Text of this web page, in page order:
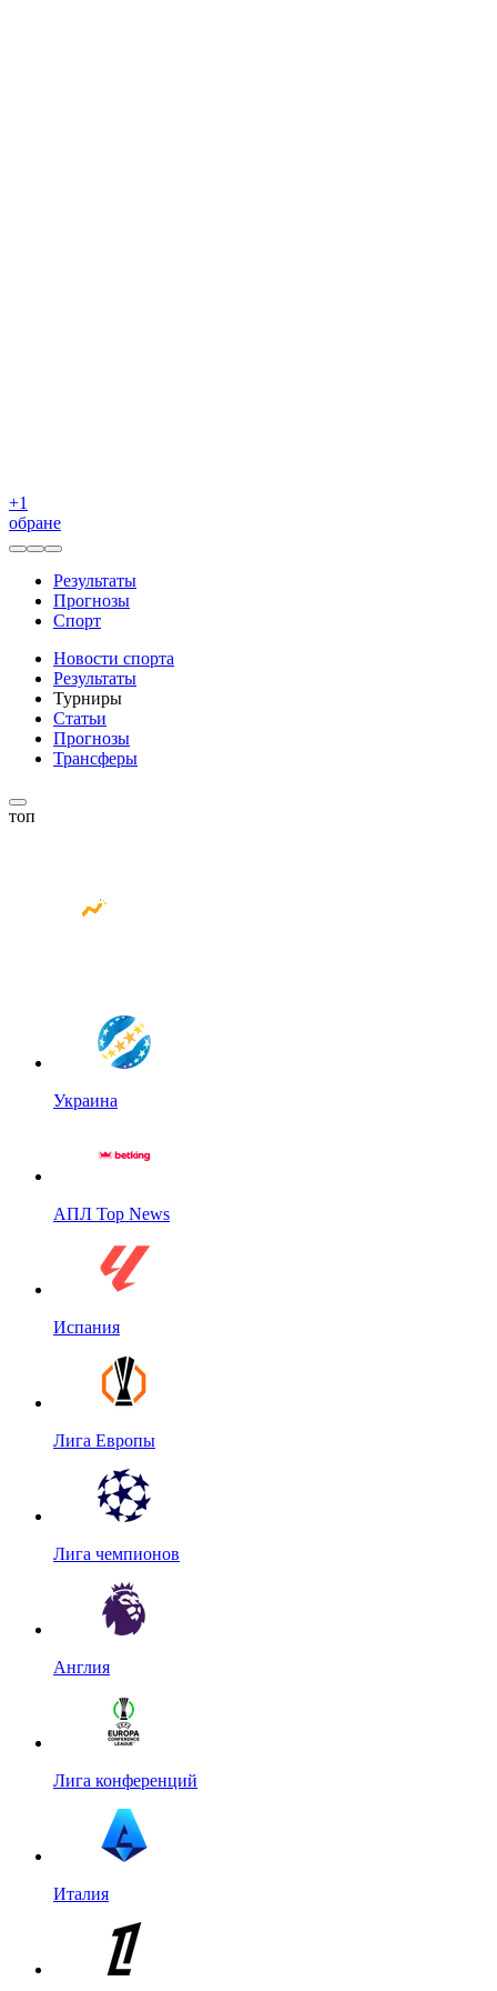
+1
обране
Результаты
Прогнозы
Спорт
Новости спорта
Результаты
Турниры
Статьи
Прогнозы
Трансферы
топ
Украина
АПЛ Top News
Испания
Лига Европы
Лига чемпионов
Англия
Лига конференций
Италия